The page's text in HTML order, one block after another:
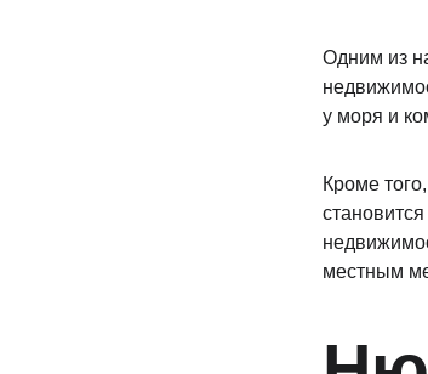
Одним из
у моря и
Кроме
местным